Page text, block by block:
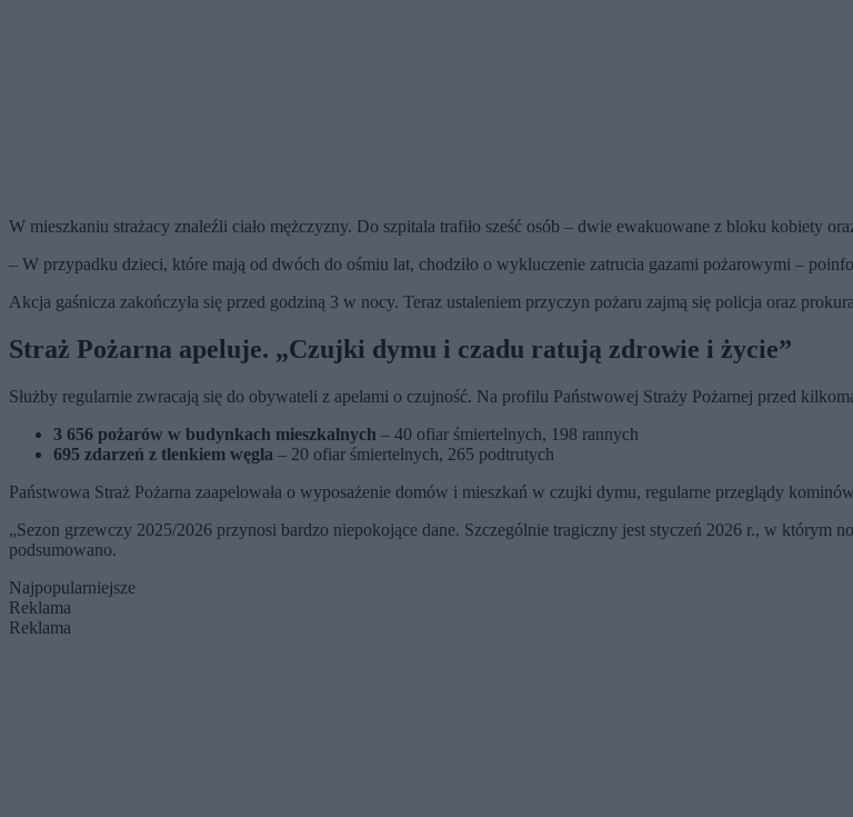
W mieszkaniu strażacy znaleźli ciało mężczyzny. Do szpitala trafiło sześć osób – dwie ewakuowane z bloku kobiety
– W przypadku dzieci, które mają od dwóch do ośmiu lat, chodziło o wykluczenie zatrucia gazami pożarowymi –
Akcja gaśnicza zakończyła się przed godziną 3 w nocy. Teraz ustaleniem przyczyn pożaru zajmą się policja oraz
Straż Pożarna apeluje. „Czujki dymu i czadu ratują zdrowie i życie”
Służby regularnie zwracają się do obywateli z apelami o czujność. Na profilu Państwowej Straży Pożarnej przed
3 656 pożarów w budynkach mieszkalnych – 40 ofiar śmiertelnych, 198 rannych
695 zdarzeń z tlenkiem węgla – 20 ofiar śmiertelnych, 265 podtrutych
Państwowa Straż Pożarna zaapelowała o wyposażenie domów i mieszkań w czujki dymu, regularne przeglądy
„Sezon grzewczy 2025/2026 przynosi bardzo niepokojące dane. Szczególnie tragiczny jest styczeń 2026 r., w którym
podsumowano.
Najpopularniejsze
Reklama
Reklama